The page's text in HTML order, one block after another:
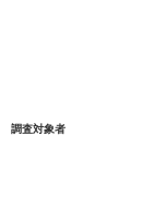
調査対象者